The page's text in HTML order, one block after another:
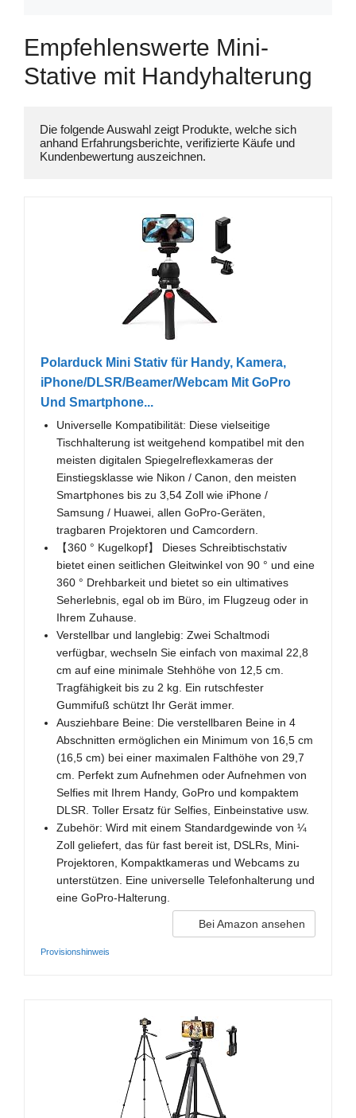
Empfehlenswerte Mini-
Stative mit Handyhalterung
Die folgende Auswahl zeigt Produkte, welche sich
anhand Erfahrungsberichte, verifizierte Käufe und
Polarduck Mini Stativ für Handy, Kamera,
iPhone/DLSR/Beamer/Webcam Mit GoPro
Und Smartphone...
Universelle Kompatibilität: Diese vielseitige
Tischhalterung ist weitgehend kompatibel mit den
meisten digitalen Spiegelreflexkameras der
Einstiegsklasse wie Nikon / Canon, den meisten
Smartphones bis zu 3,54 Zoll wie iPhone /
Samsung / Huawei, allen GoPro-Geräten,
tragbaren Projektoren und Camcordern.
【360 ° Kugelkopf】 Dieses Schreibtischstativ
bietet einen seitlichen Gleitwinkel von 90 ° und eine
360 ° Drehbarkeit und bietet so ein ultimatives
Seherlebnis, egal ob im Büro, im Flugzeug oder in
Ihrem Zuhause.
Verstellbar und langlebig: Zwei Schaltmodi
verfügbar, wechseln Sie einfach von maximal 22,8
cm auf eine minimale Stehhöhe von 12,5 cm.
Tragfähigkeit bis zu 2 kg. Ein rutschfester
Gummifuß schützt Ihr Gerät immer.
Ausziehbare Beine: Die verstellbaren Beine in 4
Abschnitten ermöglichen ein Minimum von 16,5 cm
(16,5 cm) bei einer maximalen Falthöhe von 29,7
cm. Perfekt zum Aufnehmen oder Aufnehmen von
Selfies mit Ihrem Handy, GoPro und kompaktem
DLSR. Toller Ersatz für Selfies, Einbeinstative usw.
Zubehör: Wird mit einem Standardgewinde von ¼
Zoll geliefert, das für fast bereit ist, DSLRs, Mini-
Projektoren, Kompaktkameras und Webcams zu
unterstützen. Eine universelle Telefonhalterung und
eine GoPro-Halterung.
Bei Amazon ansehen
Provisionshinweis